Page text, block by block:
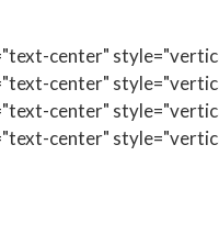
center"
center"
center"
center"